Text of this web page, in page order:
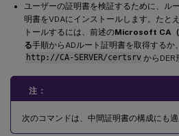
ユーザーの証明書を検証するために、ル
明書をVDAにインストールします。たと
トールするには、前述のMicrosoft CA（
る手順からADルート証明書を取得するか
http://CA-SERVER/certsrv からDER
注：
次のコマンドは、中間証明書の構成にも適